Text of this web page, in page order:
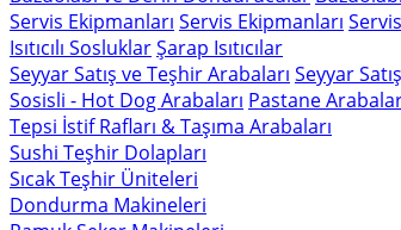
Servis Ekipmanları Servis Ekipmanları
Isıtıcılı SosluklarŞarap Isıtıcılar
Seyyar Satış ve Teşhir Arabaları Seyyar
Sosisli - Hot Dog Arabaları Pastane
Tepsi İstif Rafları & Taşıma Arabaları
Sushi Teşhir Dolapları
Sıcak Teşhir Üniteleri
Dondurma Makineleri